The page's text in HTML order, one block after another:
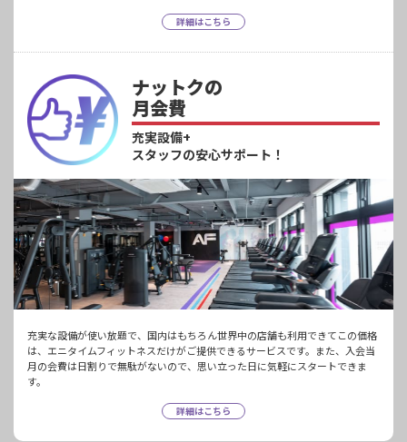
詳細はこちら
ナットクの
月会費
充実設備+
スタッフの安心サポート！
充実な設備が使い放題で、国内はもちろん世界中の店舗も利用できてこの価格
は、エニタイムフィットネスだけがご提供できるサービスです。また、入会当
月の会費は日割りで無駄がないので、思い立った日に気軽にスタートできま
す。
詳細はこちら